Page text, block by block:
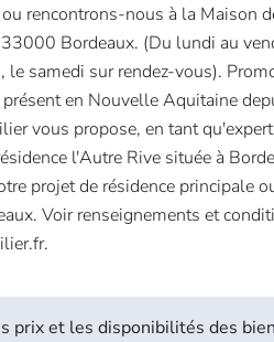
rencontrons-nous à la Maison
Bordeaux. (Du lundi au
samedi sur rendez-vous).
en Nouvelle Aquitaine
vous propose, en tant
l'Autre Rive située à
projet de résidence principale
Voir renseignements et
prix et les disponibilités des